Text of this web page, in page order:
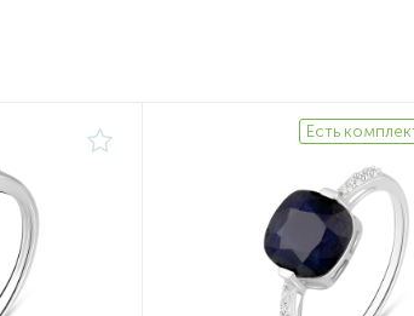
Есть